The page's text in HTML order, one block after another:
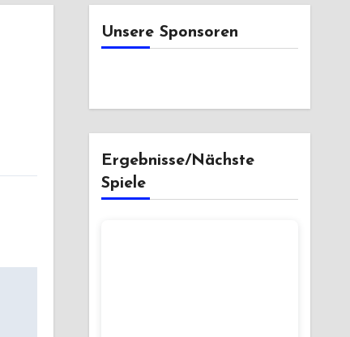
Unsere Sponsoren
Ergebnisse/Nächste
Spiele